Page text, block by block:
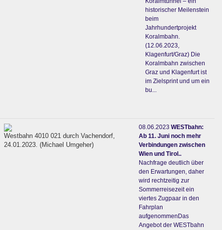
historischer Meilenstein
beim
Jahrhundertprojekt
Koralmbahn.
(12.06.2023,
Klagenfurt/Graz) Die
Koralmbahn zwischen
Graz und Klagenfurt ist
im Zielsprint und um ein
bu...
Westbahn 4010 021 durch Vachendorf,
24.01.2023. (Michael Umgeher)
08.06.2023 WESTbahn:
Ab 11. Juni noch mehr
Verbindungen zwischen
Wien und Tirol..
Nachfrage deutlich über
den Erwartungen, daher
wird rechtzeitig zur
Sommerreisezeit ein
viertes Zugpaar in den
Fahrplan
aufgenommenDas
Angebot der WESTbahn